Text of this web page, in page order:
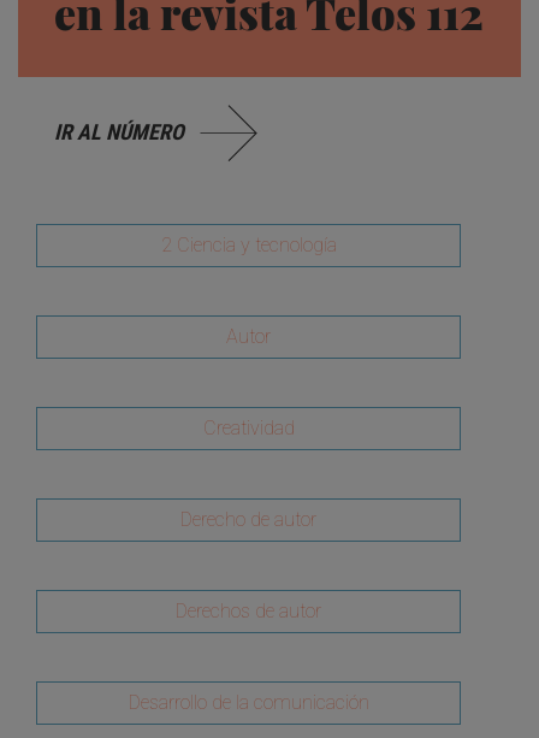
en la revista Telos 112
IR AL NÚMERO
2 Ciencia y tecnología
Autor
Creatividad
Derecho de autor
Derechos de autor
Desarrollo de la comunicación